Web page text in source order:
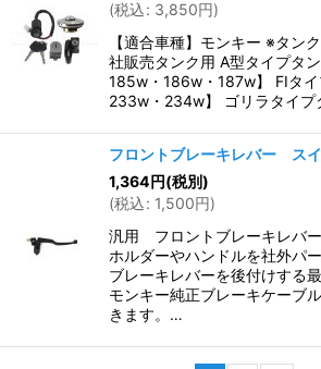
(税込: 3,850円)
【適合車種】モンキー ※タン
社販売タンク用 A型タイプタ
185w・186w・187w】 FIタイ
233w・234w】 ゴリラタイ
フロントブレーキレバー ス
1,364円(税別)
(税込: 1,500円)
汎用 フロントブレーキレバ
ホルダーやハンドルを社外パ
ブレーキレバーを後付けする
モンキー純正ブレーキケーブ
きます。…